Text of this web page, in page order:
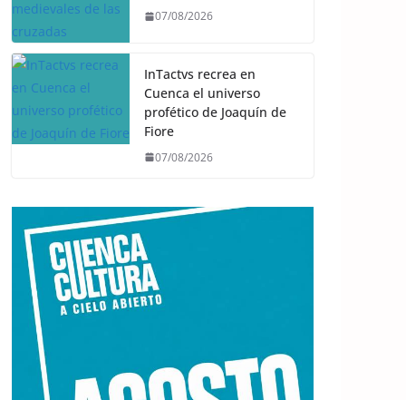
07/08/2026
InTactvs recrea en
Cuenca el universo
profético de Joaquín de
Fiore
07/08/2026